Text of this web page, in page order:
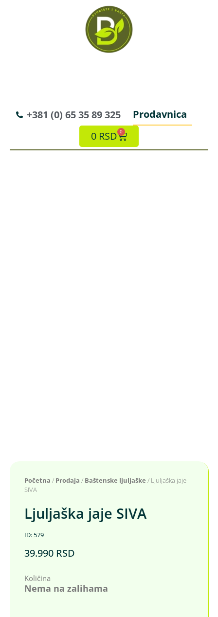
+381 (0) 65 35 89 325
Prodavnica
0 RSD 0
Početna / Prodaja / Baštenske ljuljaške / Ljuljaška jaje
SIVA
Ljuljaška jaje SIVA
ID: 579
39.990 RSD
Količina
Nema na zalihama